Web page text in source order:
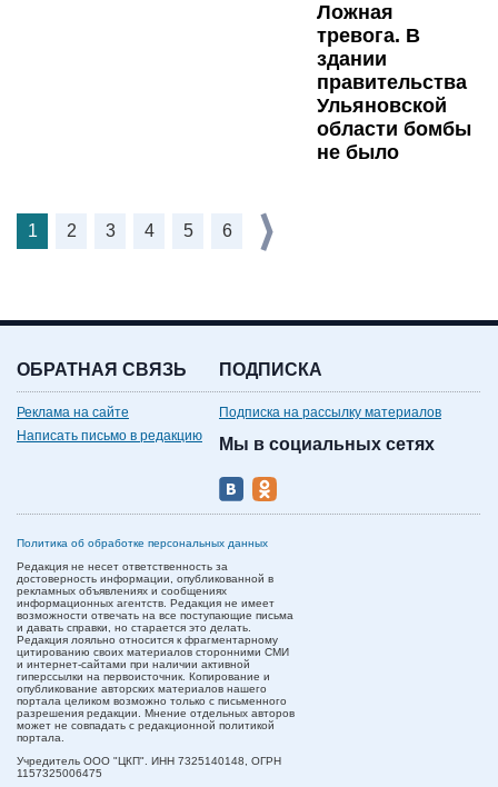
Ложная
тревога. В
здании
правительства
Ульяновской
области бомбы
не было
1 2 3 4 5 6
ОБРАТНАЯ СВЯЗЬ
Реклама на сайте
Написать письмо в редакцию
ПОДПИСКА
Подписка на рассылку материалов
Мы в социальных сетях
Политика об обработке персональных данных
Редакция не несет ответственность за
достоверность информации, опубликованной в
рекламных объявлениях и сообщениях
информационных агентств. Редакция не имеет
возможности отвечать на все поступающие письма
и давать справки, но старается это делать.
Редакция лояльно относится к фрагментарному
цитированию своих материалов сторонними СМИ
и интернет-сайтами при наличии активной
гиперссылки на первоисточник. Копирование и
опубликование авторских материалов нашего
портала целиком возможно только с письменного
разрешения редакции. Мнение отдельных авторов
может не совпадать с редакционной политикой
портала.
Учредитель ООО "ЦКП". ИНН 7325140148, ОГРН
1157325006475